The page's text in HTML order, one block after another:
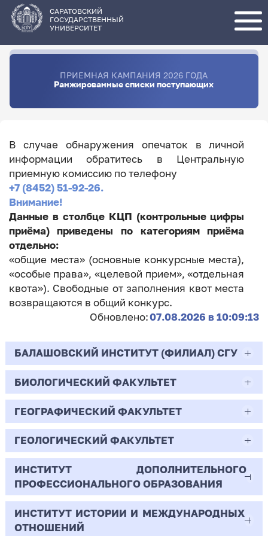
основному
содержанию
САРАТОВСКИЙ
ГОСУДАРСТВЕННЫЙ
УНИВЕРСИТЕТ
ПРИЕМНАЯ КАМПАНИЯ 2026 ГОДА
Ранжированные списки поступающих
В случае обнаружения опечаток в личной
информации обратитесь в Центральную
приемную комиссию по телефону
+7 (8452) 51-92-26.
Внимание!
Данные в столбце КЦП (контрольные цифры
приёма) приведены по категориям приёма
отдельно:
«общие места» (основные конкурсные места),
«особые права», «целевой прием», «отдельная
квота»). Свободные от заполнения квот места
возвращаются в общий конкурс.
Обновлено:07.08.2026 в 10:09:13
БАЛАШОВСКИЙ ИНСТИТУТ (ФИЛИАЛ) СГУ
44.03.02
Психолого-педагогическое образование
Очная | Бакалавр
Всего бюджетных мест - 10
Бюджет/
Общие места
Профиль: Практическая
психология образования
БИОЛОГИЧЕСКИЙ ФАКУЛЬТЕТ
06.03.01
Биология
Очная | Бакалавр
Всего бюджетных мест - 50
Бюджет/Общие места
ГЕОГРАФИЧЕСКИЙ ФАКУЛЬТЕТ
05.03.02
География
Очная | Бакалавр
Всего бюджетных мест - 15
ГЕОЛОГИЧЕСКИЙ ФАКУЛЬТЕТ
05.03.01
Геология
Очная | Бакалавр
ИНСТИТУТ ДОПОЛНИТЕЛЬНОГО
ПРОФЕССИОНАЛЬНОГО ОБРАЗОВАНИЯ
38.03.02
ИНСТИТУТ ИСТОРИИ И МЕЖДУНАРОДНЫХ
ОТНОШЕНИЙ